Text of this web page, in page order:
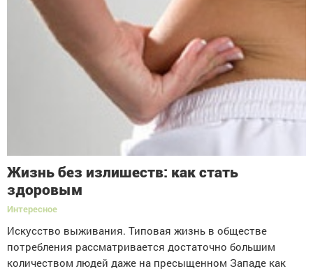
Жизнь без излишеств: как стать
здоровым
Интересное
Искусство выживания. Типовая жизнь в обществе
потребления рассматривается достаточно большим
количеством людей даже на пресыщенном Западе как